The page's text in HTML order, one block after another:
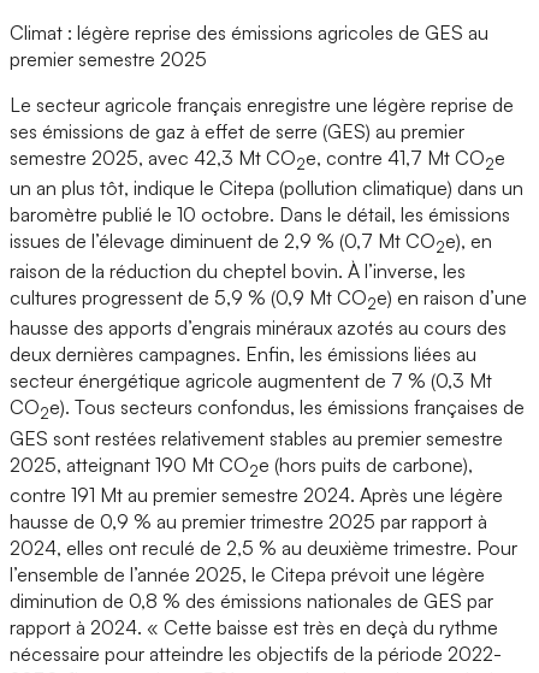
Climat : légère reprise des émissions agricoles de GES au
premier semestre 2025
Le secteur agricole français enregistre une légère reprise de
ses émissions de gaz à effet de serre (GES) au premier
semestre 2025, avec 42,3 Mt CO2e, contre 41,7 Mt CO2e
un an plus tôt, indique le Citepa (pollution climatique) dans un
baromètre publié le 10 octobre. Dans le détail, les émissions
issues de l’élevage diminuent de 2,9 % (0,7 Mt CO2e), en
raison de la réduction du cheptel bovin. À l’inverse, les
cultures progressent de 5,9 % (0,9 Mt CO2e) en raison d’une
hausse des apports d’engrais minéraux azotés au cours des
deux dernières campagnes. Enfin, les émissions liées au
secteur énergétique agricole augmentent de 7 % (0,3 Mt
CO2e). Tous secteurs confondus, les émissions françaises de
GES sont restées relativement stables au premier semestre
2025, atteignant 190 Mt CO2e (hors puits de carbone),
contre 191 Mt au premier semestre 2024. Après une légère
hausse de 0,9 % au premier trimestre 2025 par rapport à
2024, elles ont reculé de 2,5 % au deuxième trimestre. Pour
l’ensemble de l’année 2025, le Citepa prévoit une légère
diminution de 0,8 % des émissions nationales de GES par
rapport à 2024. « Cette baisse est très en deçà du rythme
nécessaire pour atteindre les objectifs de la période 2022-